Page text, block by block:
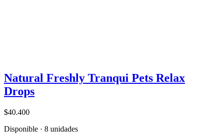
Natural Freshly Tranqui Pets Relax
Drops
$40.400
Disponible · 8 unidades